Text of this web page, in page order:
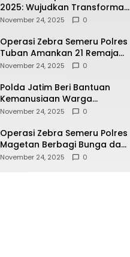
2025: Wujudkan Transformasi
Polri yang Profesional untuk
November 24, 2025 0
Operasi Zebra Semeru Polres
Tuban Amankan 21 Remaja
Pelaku Balap Liar
November 24, 2025 0
Polda Jatim Beri Bantuan
Kemanusiaan Warga
Terdampak Erupsi Gunung
November 24, 2025 0
Operasi Zebra Semeru Polres
Magetan Berbagi Bunga dan
Coklat Ajak Warga Tertib
November 24, 2025 0